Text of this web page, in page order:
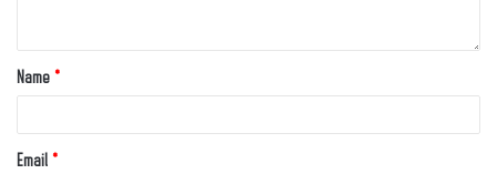
Name *
Email *